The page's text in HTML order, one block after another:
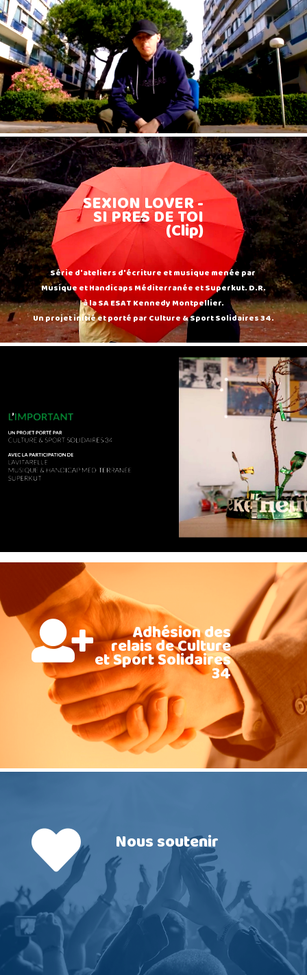
SEXION LOVER -
SI PRES DE TOI
(Clip)
Série d'ateliers d'écriture et musique menée par
Musique et Handicaps Méditerranée et Superkut. D.R.
à la SA ESAT Kennedy Montpellier.
Un projet initié et porté par Culture & Sport Solidaires 34.
Adhésion des
relais de Culture
et Sport Solidaires
34
Nous soutenir